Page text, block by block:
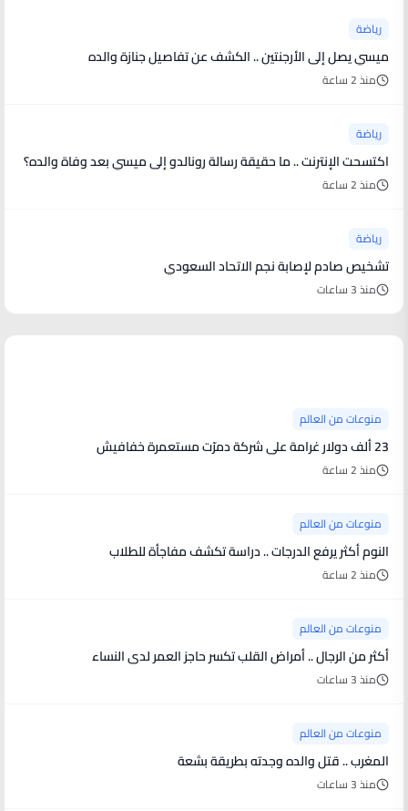
رياضة
ميسي يصل إلى الأرجنتين .. الكشف عن تفاصيل جنازة والده
منذ 2 ساعة
رياضة
اكتسحت الإنترنت .. ما حقيقة رسالة رونالدو إلى ميسي بعد وفاة والده؟
منذ 2 ساعة
رياضة
تشخيص صادم لإصابة نجم الاتحاد السعودي
منذ 3 ساعات
منوعات من العالم
23 ألف دولار غرامة على شركة دمرّت مستعمرة خفافيش
منذ 2 ساعة
منوعات من العالم
النوم أكثر يرفع الدرجات .. دراسة تكشف مفاجأة للطلاب
منذ 2 ساعة
منوعات من العالم
أكثر من الرجال .. أمراض القلب تكسر حاجز العمر لدى النساء
منذ 3 ساعات
منوعات من العالم
المغرب .. قتل والده وجدته بطريقة بشعة
منذ 3 ساعات